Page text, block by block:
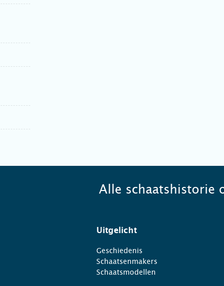
Alle schaatshistorie
Uitgelicht
Geschiedenis
Schaatsenmakers
Schaatsmodellen